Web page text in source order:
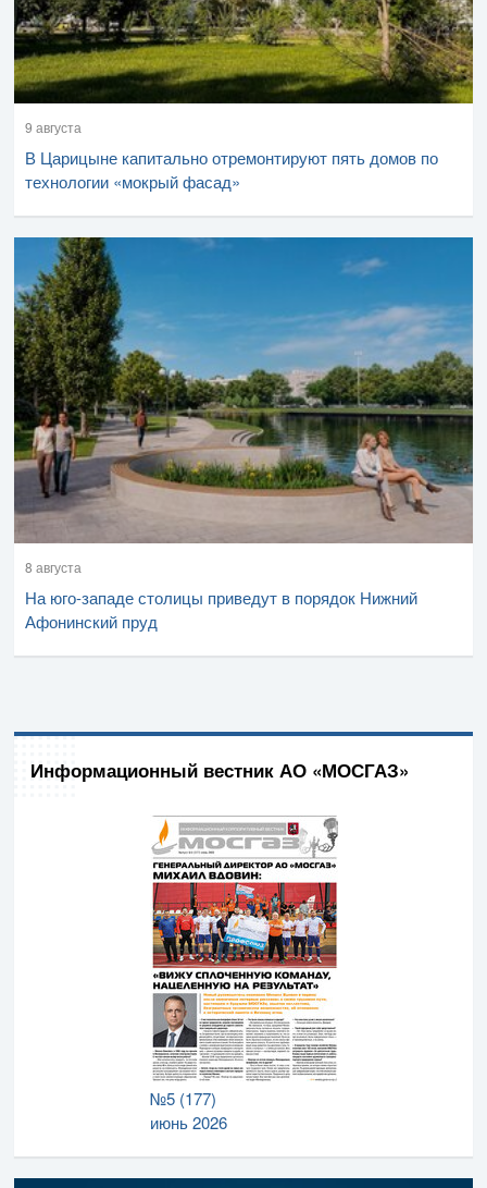
9 августа
В Царицыне капитально отремонтируют пять домов по
технологии «мокрый фасад»
8 августа
На юго-западе столицы приведут в порядок Нижний
Афонинский пруд
Информационный вестник АО «МОСГАЗ»
№5 (177)
июнь 2026